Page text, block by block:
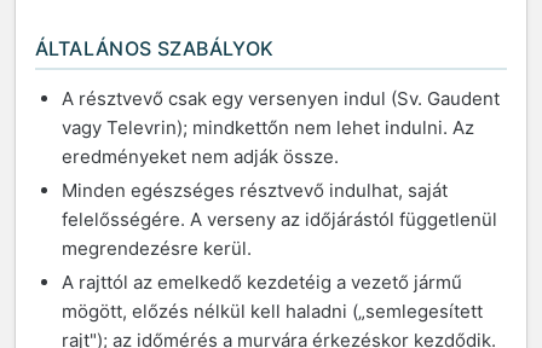
ÁLTALÁNOS SZABÁLYOK
A résztvevő csak egy versenyen indul (Sv. Gaudent
vagy Televrin); mindkettőn nem lehet indulni. Az
eredményeket nem adják össze.
Minden egészséges résztvevő indulhat, saját
felelősségére. A verseny az időjárástól függetlenül
megrendezésre kerül.
A rajttól az emelkedő kezdetéig a vezető jármű
mögött, előzés nélkül kell haladni („semlegesített
rajt"); az időmérés a murvára érkezéskor kezdődik.